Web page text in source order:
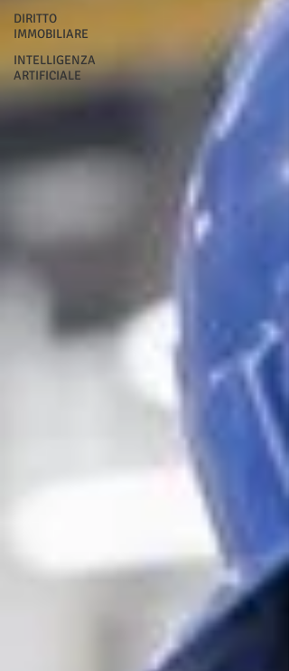
DIRITTO
IMMOBILIARE
INTELLIGENZA
ARTIFICIALE